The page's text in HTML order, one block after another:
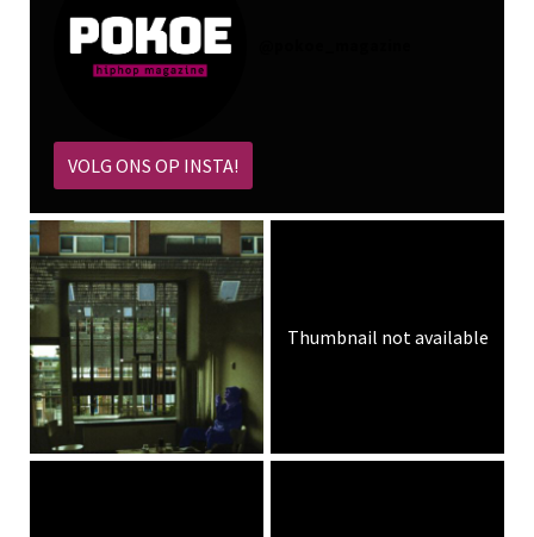
VOLG ONS OP INSTA!
Thumbnail not available